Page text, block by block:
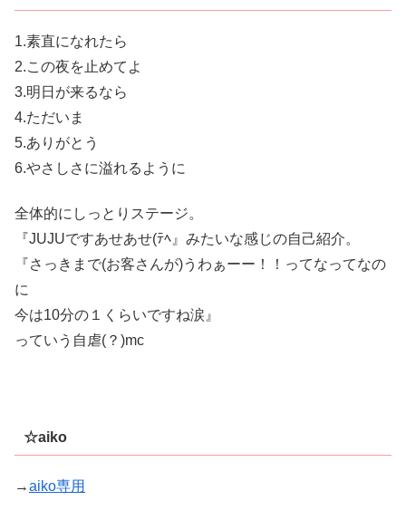
1.素直になれたら
2.この夜を止めてよ
3.明日が来るなら
4.ただいま
5.ありがとう
6.やさしさに溢れるように
全体的にしっとりステージ。
『JUJUですあせあせ(ﾃﾍ』みたいな感じの自己紹介。
『さっきまで(お客さんが)うわぁーー！！ってなってなの
に
今は10分の１くらいですね涙』
っていう自虐(？)mc
☆aiko
→aiko専用